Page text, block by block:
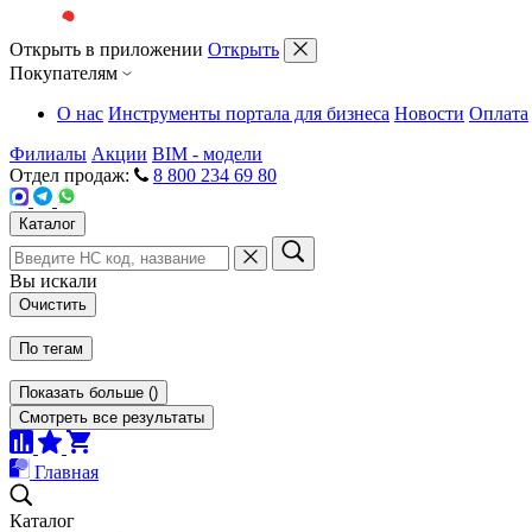
Открыть в приложении Открыть
Покупателям
О нас Инструменты портала для бизнеса Новости Оплата
Филиалы Акции BIM - модели
Отдел продаж:
8 800 234 69 80
Каталог
Вы искали
Очистить
По тегам
Показать больше ()
Смотреть все результаты
Главная
Каталог